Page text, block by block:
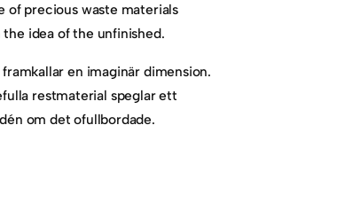
of precious waste materials
idea of the unfinished.
en imaginär dimension.
restmaterial speglar ett
om det ofullbordade.